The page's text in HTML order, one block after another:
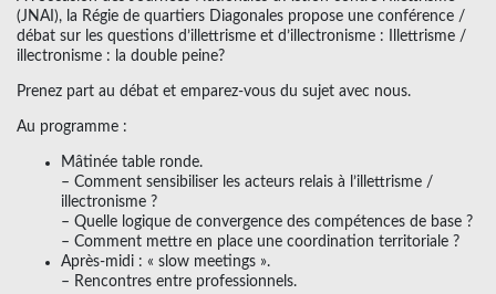
(JNAI), la Régie de quartiers Diagonales propose une conférence /
débat sur les questions d’illettrisme et d’illectronisme : Illettrisme /
illectronisme : la double peine?
Prenez part au débat et emparez-vous du sujet avec nous.
Au programme :
Mâtinée table ronde.
– Comment sensibiliser les acteurs relais à l’illettrisme /
illectronisme ?
– Quelle logique de convergence des compétences de base ?
– Comment mettre en place une coordination territoriale ?
Après-midi : « slow meetings ».
– Rencontres entre professionnels.